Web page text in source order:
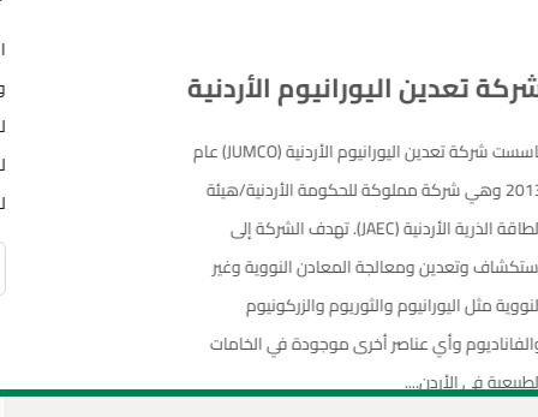
الطاقة الذرية الأردنية (JAEC). تهدف الشركة إلى
النووية مثل اليورانيوم والثوريوم والزركونيوم
الطبيعية في الأردن....
اقرأ المزيد